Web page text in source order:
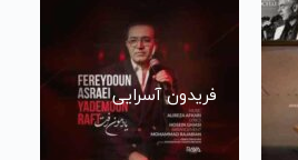
فریدون آسرایی